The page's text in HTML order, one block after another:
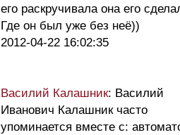
его раскручивала она его
Где он был уже без неё))
2012-04-22 16:02:35
Василий Калашник: Василий
Иванович Калашник часто
упоминается вместе с: